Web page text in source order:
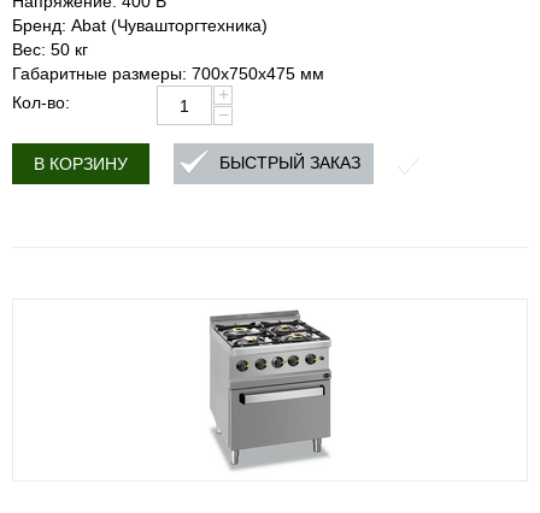
Бренд: Abat (Чувашторгтехника)
Вес: 50 кг
Габаритные размеры: 700х750х475 мм
Кол-во:
+
−
В КОРЗИНУ БЫСТРЫЙ ЗАКАЗ